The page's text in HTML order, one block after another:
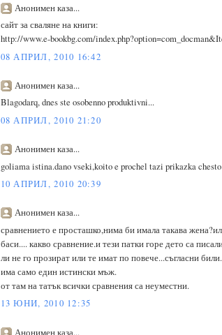
Анонимен каза...
сайт за сваляне на книги:
http://www.e-bookbg.com/
08 АПРИЛ, 2010 16:42
Анонимен каза...
Blagodarq, dnes ste osobenno produktivni...
08 АПРИЛ, 2010 21:20
Анонимен каза...
goliama istina.dano vseki,koito e prochel tazi prikazka
10 АПРИЛ, 2010 20:39
Анонимен каза...
сравнението е просташко,нима би имала такава
баси.... какво сравнение.и тези патки горе дето са
ли не го прозират или те имат по повече...съгласни
има само един истински мъж.
от там на татък всички сравнения са неуместни.
13 ЮНИ, 2010 12:35
Анонимен каза...